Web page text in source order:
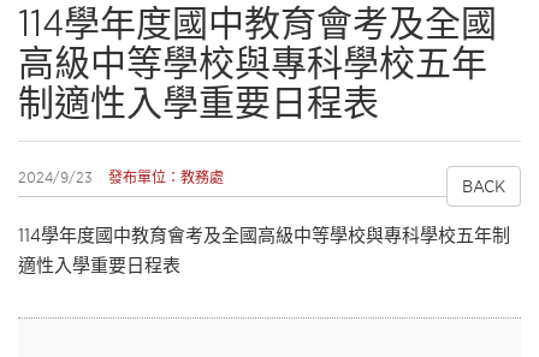
114學年度國中教育會考及全國
高級中等學校與專科學校五年
制適性入學重要日程表
BACK
2024/9/23 發布單位：教務處
114學年度國中教育會考及全國高級中等學校與專科學校五年制
適性入學重要日程表